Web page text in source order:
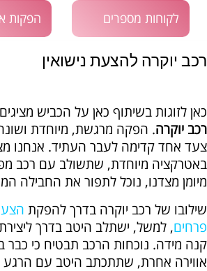
לקוחות מספרים הפקות
רכב יוקרה להצעת נישואין
כאן לזוגות בשיתוף כאן על הכביש
רכב יוקרה. הפקה מרגשת, מיוחדת
צעד אחד קדימה לעבר העתיד. אנחנו
באטרקציה מיוחדת, שתשולב עם רכב
מיומן מצדנו, נוכל לתפור את החבילה
שילובו של רכב יוקרה בדרך להפקת
פרחים, למשל, ישתלב היטב בדרך
קנה מידה. נוכחות הרכב תבטיח כי כבר
אווירה אחרת, שתתכתב היטב עם